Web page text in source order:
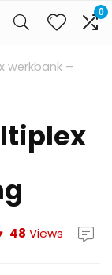
0
werkbank –
48 Views